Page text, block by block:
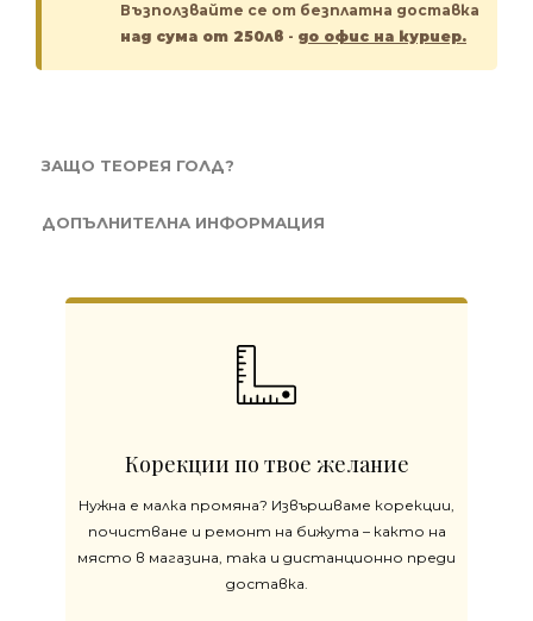
Възползвайте се от безплатна доставка
над сума от 250лв - до офис на куриер.
ЗАЩО ТЕОРЕЯ ГОЛД?
ДОПЪЛНИТЕЛНА ИНФОРМАЦИЯ
Корекции по твое желание
Нужна е малка промяна? Извършваме корекции,
почистване и ремонт на бижута – както на
място в магазина, така и дистанционно преди
доставка.